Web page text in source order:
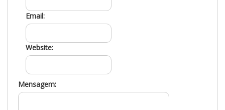
Email:
Website:
Mensagem: